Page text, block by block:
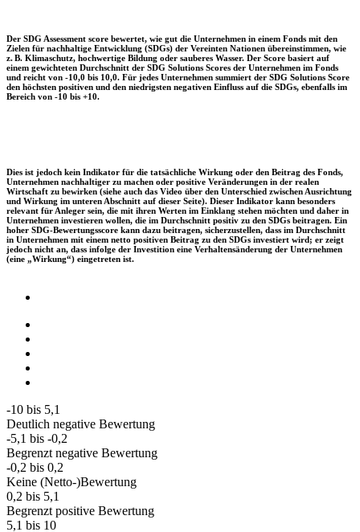
Der SDG Assessment score bewertet, wie gut die Unternehmen in einem Fonds mit den
Zielen für nachhaltige Entwicklung (SDGs) der Vereinten Nationen übereinstimmen, wie
z. B. Klimaschutz, hochwertige Bildung oder sauberes Wasser. Der Score basiert auf
einem gewichteten Durchschnitt der SDG Solutions Scores der Unternehmen im Fonds
und reicht von -10,0 bis 10,0. Für jedes Unternehmen summiert der SDG Solutions Score
den höchsten positiven und den niedrigsten negativen Einfluss auf die SDGs, ebenfalls im
Bereich von -10 bis +10.
Dies ist jedoch kein Indikator für die tatsächliche Wirkung oder den Beitrag des Fonds,
Unternehmen nachhaltiger zu machen oder positive Veränderungen in der realen
Wirtschaft zu bewirken (siehe auch das Video über den Unterschied zwischen Ausrichtung
und Wirkung im unteren Abschnitt auf dieser Seite). Dieser Indikator kann besonders
relevant für Anleger sein, die mit ihren Werten im Einklang stehen möchten und daher in
Unternehmen investieren wollen, die im Durchschnitt positiv zu den SDGs beitragen. Ein
hoher SDG-Bewertungsscore kann dazu beitragen, sicherzustellen, dass im Durchschnitt
in Unternehmen mit einem netto positiven Beitrag zu den SDGs investiert wird; er zeigt
jedoch nicht an, dass infolge der Investition eine Verhaltensänderung der Unternehmen
(eine „Wirkung“) eingetreten ist.
-10 bis 5,1
Deutlich negative Bewertung
-5,1 bis -0,2
Begrenzt negative Bewertung
-0,2 bis 0,2
Keine (Netto-)Bewertung
0,2 bis 5,1
Begrenzt positive Bewertung
5,1 bis 10